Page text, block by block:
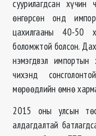
суурилагдсан
өнгөрсөн онд
цахилгааны 40-50
боломжтой болсон.
нэмэгдвэл импортын
чихэнд
мөрөөдлийн өмнө
2015 оны улсын
алдагдалтай